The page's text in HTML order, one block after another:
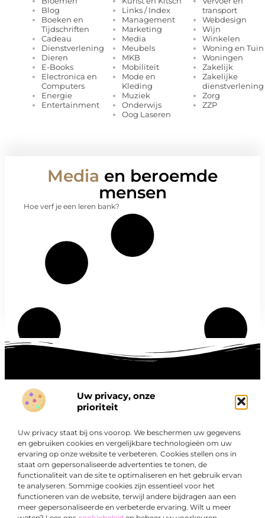
Uw privacy, onze
prioriteit
Uw privacy staat bij ons voorop. We beschermen uw gegevens
en gebruiken cookies en vergelijkbare technologieën om uw
ervaring op onze website te verbeteren. Cookies stellen ons in
staat om gepersonaliseerde advertenties te tonen, de
functionaliteit van de site te optimaliseren en het gebruik ervan
te analyseren. Sommige cookies zijn essentieel voor het
functioneren van de website, terwijl andere bijdragen aan een
meer gepersonaliseerde en verbeterde ervaring. Wilt u meer
Blog
Boeken en
Tijdschriften
Cadeau
Dienstverlening
Dieren
E-Books
Electronica en
Computers
Energie
Entertainment
Links / Index
Management
Marketing
Media
Meubels
MKB
Mobiliteit
Mode en
Kleding
Muziek
Onderwijs
Oog Laseren
transport
Webdesign
Wijn
Winkelen
Woning en Tuin
Woningen
Zakelijk
Zakelijke
dienstverlening
Zorg
ZZP
Media en beroemde
mensen
Hoe verf je een leren bank?
Over
Bedrijf
“Ontdek een wereld van boeiende blogs en artikelen die
je zowel inspireren als informeren.”
Bij Exclusiefbedrijf.nl draait alles om het leveren van
kwalitatieve inzichten en verhalen die jouw dagelijks leven
verrijken en je uitdagen om verder te denken.
Onze informatie